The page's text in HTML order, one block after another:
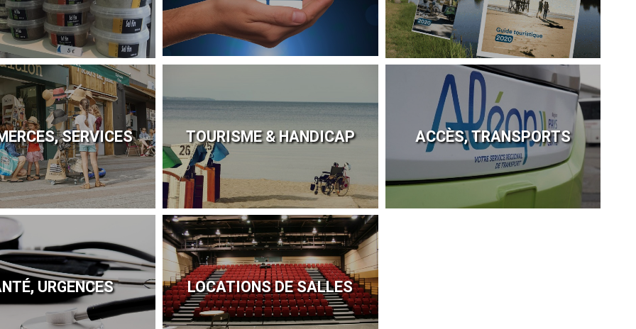
SERVICES TOURISME & HANDICAP ACCÈS, TRANSPORTS
URGENCES LOCATIONS DE SALLES